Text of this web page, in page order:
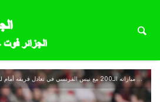
هشام بوداوي يبلغ مباراته الـ200 مع نيس الفرنسي في تعادل فريقه أمام لوهافر